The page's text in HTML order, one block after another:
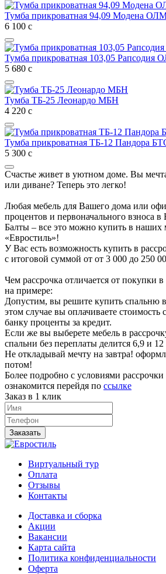
Тумба прикроватная 94,09 Модена
6 100 с
Тумба прикроватная 103,05 Рапсодия
5 680 с
Тумба ТБ-25 Леонардо МБН
4 220 с
Тумба прикроватная ТБ-12 Пандора
5 300 с
Счастье живет в уютном доме. Вы
или диване? Теперь это легко!
Любая мебель для Вашего дома или
процентов и первоначального взноса
Балты – все это можно купить в наших
«Евростиль»!
У Вас есть возможность купить в
с итоговой суммой от от 3 000 до 250
Чем рассрочка отличается от покупки
на примере:
Допустим, вы решите купить спальню
этом случае вы оплачиваете стоимость
банку проценты за кредит.
Если же вы выберете мебель в
спальни без переплаты делится 6,9 и 12
Не откладывай мечту на завтра!
потом!
Более подробно с условиями
ознакомится перейдя по ссылке
Заказ в 1 клик
Заказать
Виртуальный тур
Оплата
Отзывы
Контакты
Доставка и сборка
Акции
Вакансии
Карта сайта
Политика конфиденциальности
Оферта